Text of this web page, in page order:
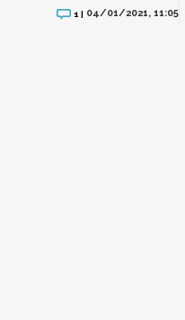
1 | 04/01/2021, 11:05